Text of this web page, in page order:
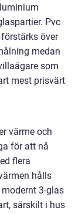
Pvc
över
medan
som
mest prisvärt
värme och
för att nå
flera
hålls
3-glas
särskilt i hus